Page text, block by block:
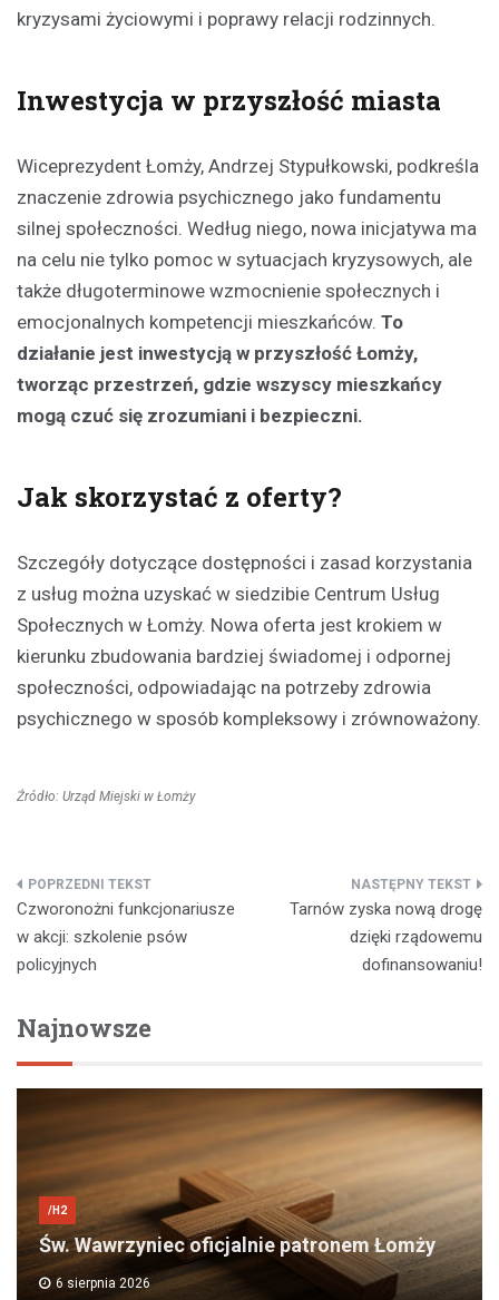
kryzysami życiowymi i poprawy relacji rodzinnych.
Inwestycja w przyszłość miasta
Wiceprezydent Łomży, Andrzej Stypułkowski, podkreśla
znaczenie zdrowia psychicznego jako fundamentu
silnej społeczności. Według niego, nowa inicjatywa ma
na celu nie tylko pomoc w sytuacjach kryzysowych, ale
także długoterminowe wzmocnienie społecznych i
emocjonalnych kompetencji mieszkańców. To
działanie jest inwestycją w przyszłość Łomży,
tworząc przestrzeń, gdzie wszyscy mieszkańcy
mogą czuć się zrozumiani i bezpieczni.
Jak skorzystać z oferty?
Szczegóły dotyczące dostępności i zasad korzystania
z usług można uzyskać w siedzibie Centrum Usług
Społecznych w Łomży. Nowa oferta jest krokiem w
kierunku zbudowania bardziej świadomej i odpornej
społeczności, odpowiadając na potrzeby zdrowia
psychicznego w sposób kompleksowy i zrównoważony.
Źródło: Urząd Miejski w Łomży
Nawigacja
wpisu
Czworonożni funkcjonariusze
w akcji: szkolenie psów
policyjnych
Tarnów zyska nową drogę
dzięki rządowemu
dofinansowaniu!
Najnowsze
/H2
Św. Wawrzyniec oficjalnie patronem Łomży
6 sierpnia 2026